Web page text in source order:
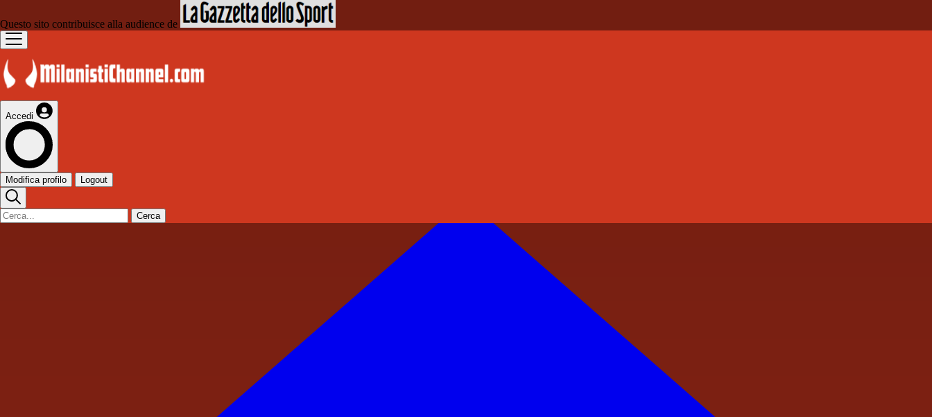
Questo sito contribuisce alla audience de
Accedi
Modifica profilo Logout
Cerca